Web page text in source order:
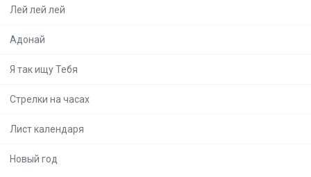
Лей лей лей
Адонай
Я так ищу Тебя
Стрелки на часах
Лист календаря
Новый год